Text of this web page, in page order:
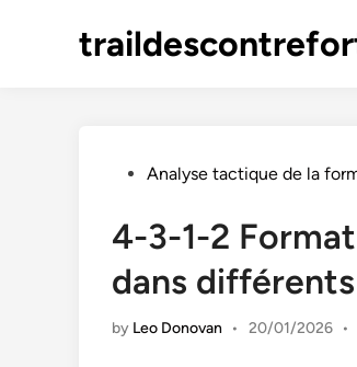
PostedAnalyse tactique de la
4-3-1-2
dans
by Leo Donovan • 20/01/2026 •